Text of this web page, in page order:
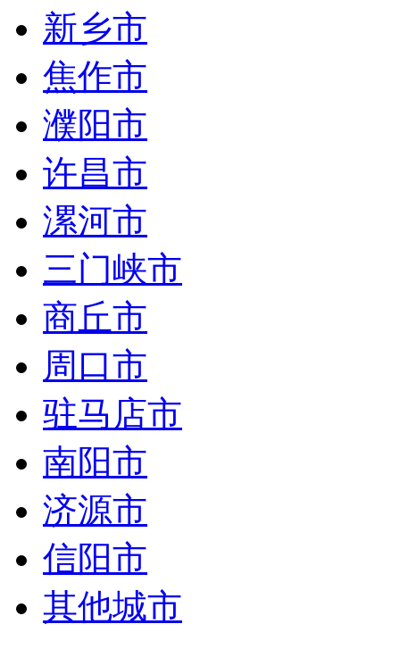
新乡市
焦作市
濮阳市
许昌市
漯河市
三门峡市
商丘市
周口市
驻马店市
南阳市
济源市
信阳市
其他城市